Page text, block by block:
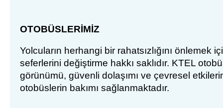
OTOBÜSLERİMİZ
Yolcuların herhangi bir rahatsızlığını önlemek
seferlerini değiştirme hakkı saklıdır. KTEL
görünümü, güvenli dolaşımı ve çevresel
otobüslerin bakımı sağlanmaktadır.